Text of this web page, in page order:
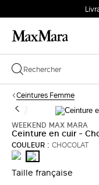
Ceintures Femme
WEEKEND MAX MARA
Ceinture en cuir -
COULEUR : CHOCOLAT
CUIR
DE
VACHE
CHOCOLAT
Taille française